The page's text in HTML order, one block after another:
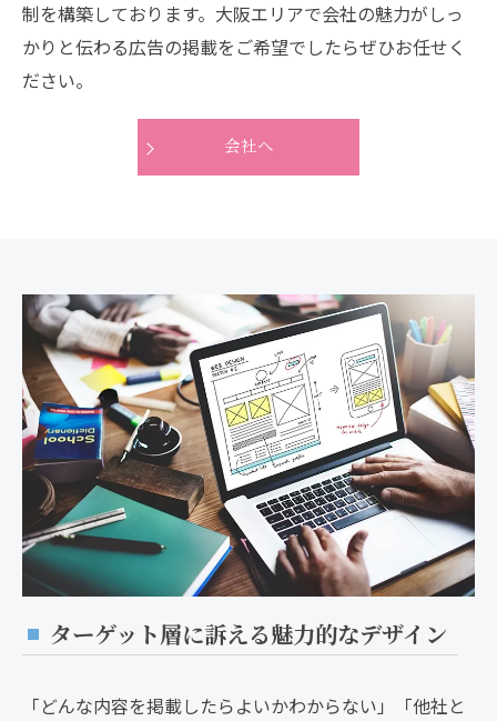
制を構築しております。大阪エリアで会社の魅力がしっ
かりと伝わる広告の掲載をご希望でしたらぜひお任せく
ださい。
会社へ
ターゲット層に訴える魅力的なデザイン
「どんな内容を掲載したらよいかわからない」「他社と